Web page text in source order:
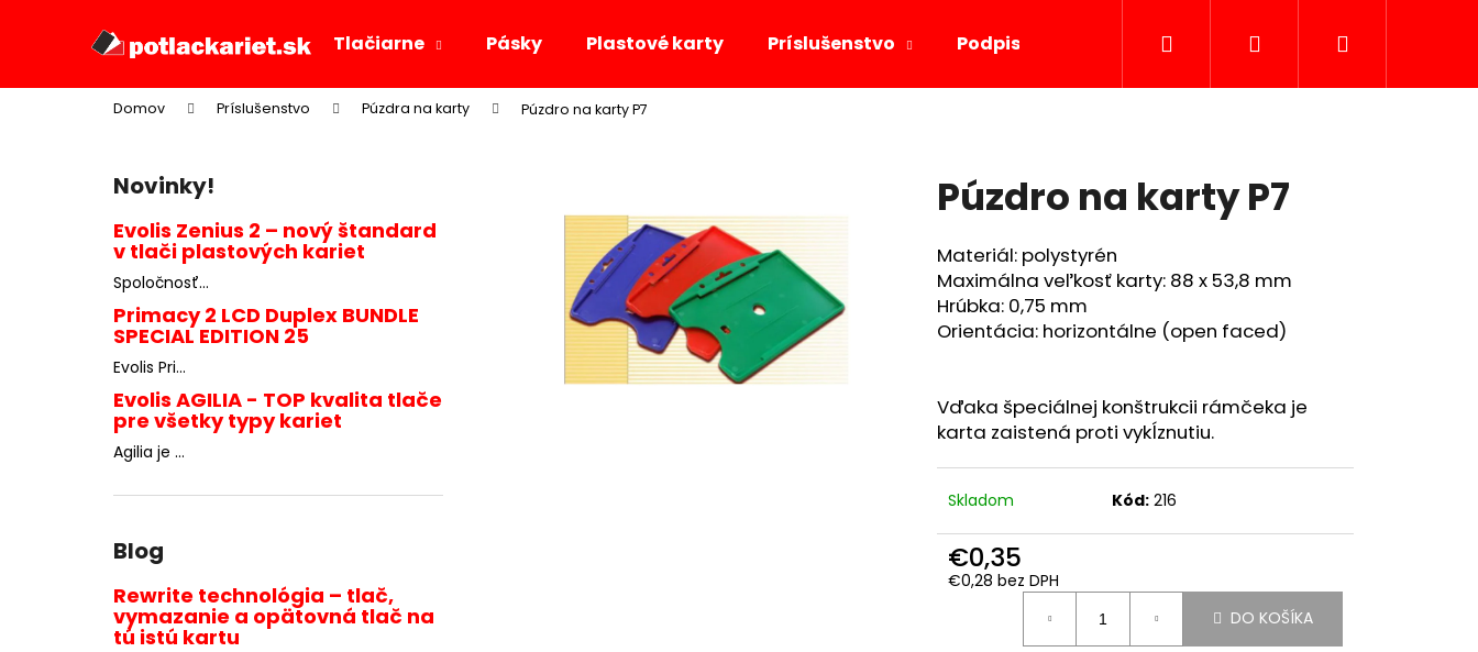
Tlačiarne Pásky Plastové karty Príslušenstvo Podpisové podložky Hľadať PrihlásenieNákupný
Domov Príslušenstvo Púzdra na karty Púzdro na karty P7
Novinky!
Evolis Zenius 2 – nový štandard
v tlači plastových kariet
Spoločnosť...
Primacy 2 LCD Duplex BUNDLE
SPECIAL EDITION 25
Evolis Pri...
Evolis AGILIA - TOP kvalita tlače
pre všetky typy kariet
Agilia je ...
Blog
Rewrite technológia – tlač,
vymazanie a opätovná tlač na
tú istú kartu
Púzdro na karty P7
Materiál: polystyrén
Maximálna veľkosť karty: 88 x 53,8 mm
Hrúbka: 0,75 mm
Orientácia: horizontálne (open faced)
Vďaka špeciálnej konštrukcii rámčeka je
karta zaistená proti vykĺznutiu.
Skladom Kód: 216
€0,35
€0,28 bez DPH
Jednotková
DO KOŠÍKA
í
Späť
do
obchodu
Späť
do
obchodu
Čo potrebujete nájsť?
Odporúčame